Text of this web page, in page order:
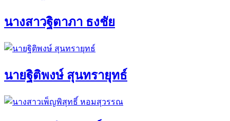
นางสาวฐิตาภา ธงชัย
นายฐิติพงษ์ สุนทรายุทธ์